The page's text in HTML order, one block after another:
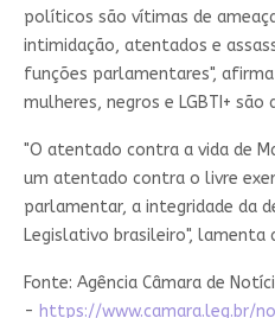
políticos são vítimas de
intimidação, atentados e
funções parlamentares",
mulheres, negros e LGBTI+
"O atentado contra a vida de
um atentado contra o livre
parlamentar, a integridade da
Legislativo brasileiro", lamenta
Fonte: Agência Câmara de
- https://www.camara.leg.br/